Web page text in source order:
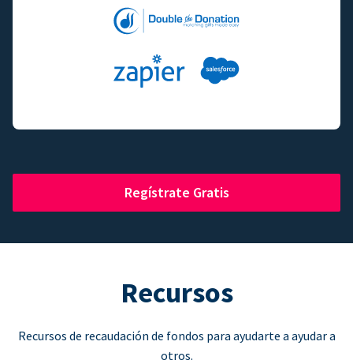
Regístrate Gratis
Recursos
Recursos de recaudación de fondos para ayudarte a ayudar a
otros.